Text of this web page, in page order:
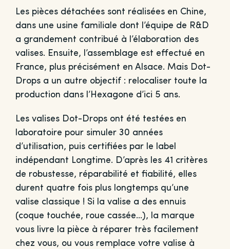
Les pièces détachées sont réalisées en Chine,
dans une usine familiale dont l’équipe de R&D
a grandement contribué à l’élaboration des
valises. Ensuite, l’assemblage est effectué en
France, plus précisément en Alsace. Mais Dot-
Drops a un autre objectif : relocaliser toute la
production dans l’Hexagone d’ici 5 ans.
Les valises Dot-Drops ont été testées en
laboratoire pour simuler 30 années
d’utilisation, puis certifiées par le label
indépendant Longtime. D’après les 41 critères
de robustesse, réparabilité et fiabilité, elles
durent quatre fois plus longtemps qu’une
valise classique ! Si la valise a des ennuis
(coque touchée, roue cassée…), la marque
vous livre la pièce à réparer très facilement
chez vous, ou vous remplace votre valise à